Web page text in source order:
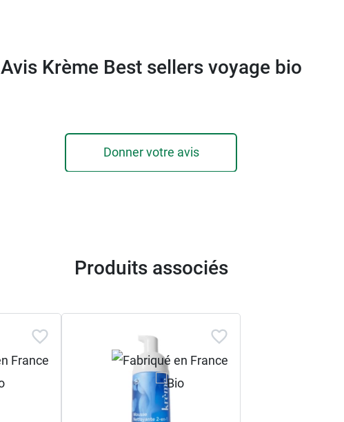
Avis Krème Best sellers voyage bio
Donner votre avis
Produits associés